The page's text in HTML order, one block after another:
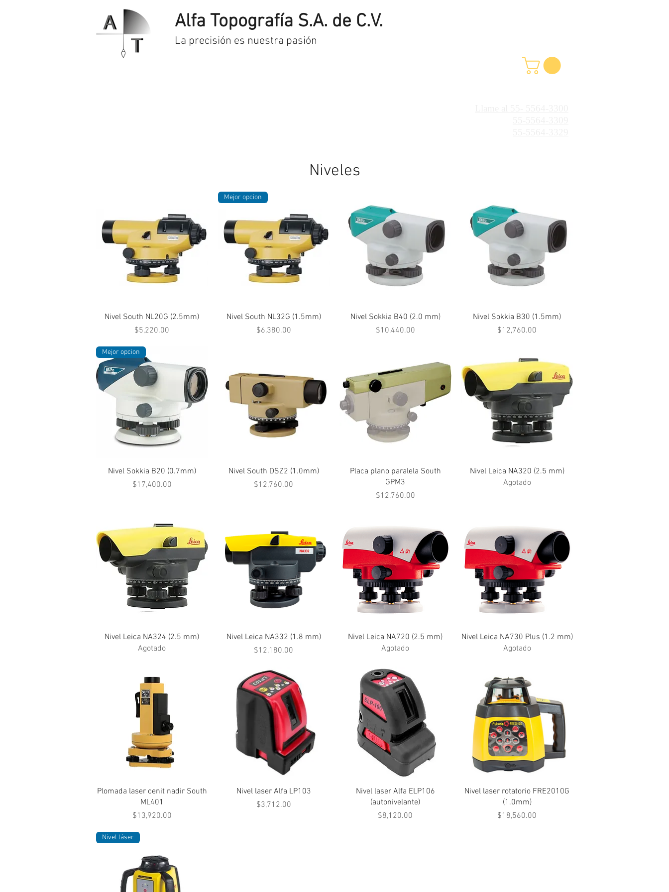
Alfa Topografía S.A. de C.V.
La precisión es nuestra pasión
Niveles
Vista rápida
Nivel South NL20G (2.5mm)
Precio
$5,220.00
Vista rápida
Mejor opcion
Nivel South NL32G (1.5mm)
Precio
$6,380.00
Vista rápida
Nivel Sokkia B40 (2.0 mm)
Precio
$10,440.00
Vista rápida
Nivel Sokkia B30 (1.5mm)
Precio
$12,760.00
Vista rápida
Mejor opcion
Nivel Sokkia B20 (0.7mm)
Precio
$17,400.00
Vista rápida
Nivel South DSZ2 (1.0mm)
Precio
$12,760.00
Vista rápida
Placa plano paralela South
GPM3
Precio
$12,760.00
Vista rápida
Nivel Leica NA320 (2.5 mm)
Agotado
Vista rápida
Nivel Leica NA324 (2.5 mm)
Agotado
Vista rápida
Nivel Leica NA332 (1.8 mm)
Precio
$12,180.00
Vista rápida
Nivel Leica NA720 (2.5 mm)
Agotado
Vista rápida
Nivel Leica NA730 Plus (1.2 mm)
Agotado
Vista rápida
Plomada laser cenit nadir South
ML401
Precio
$13,920.00
Vista rápida
Nivel laser Alfa LP103
Precio
$3,712.00
Vista rápida
Nivel laser Alfa ELP106
(autonivelante)
Precio
$8,120.00
Vista rápida
Nivel laser rotatorio FRE2010G
(1.0mm)
Precio
$18,560.00
Nivel láser